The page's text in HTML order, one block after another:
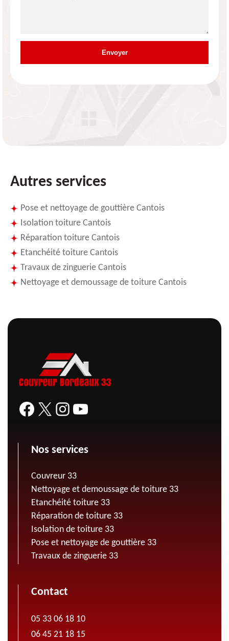
Autres services
Pose et nettoyage de gouttière Cantois
Isolation toiture Cantois
Réparation toiture Cantois
Etanchéité toiture Cantois
Travaux de zinguerie Cantois
Nettoyage et demoussage de toiture Cantois
Nos services
Couvreur 33
Nettoyage et demoussage de toiture 33
Etanchéité toiture 33
Réparation de toiture 33
Isolation de toiture 33
Pose et nettoyage de gouttière 33
Travaux de zinguerie 33
Contact
05 33 06 18 10
06 45 21 18 15